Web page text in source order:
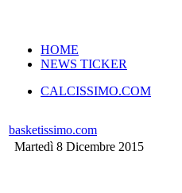
HOME
NEWS TICKER
CALCISSIMO.COM
basketissimo.com
Martedì 8 Dicembre 2015